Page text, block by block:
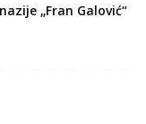
„Fran Galović“